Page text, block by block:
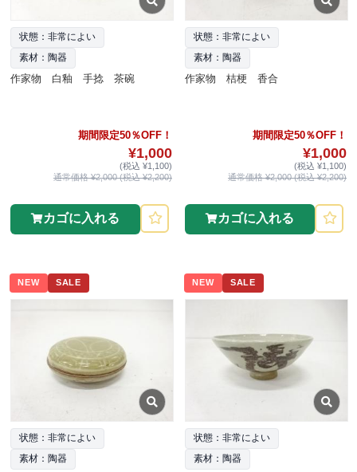
状態：非常によい
素材：陶器
作家物 白釉 手捻 茶碗
期間限定50％OFF！
¥1,000
(税込 ¥1,100)
通常価格 ¥2,000 (税込 ¥2,200)
カゴに入れる
状態：非常によい
素材：陶器
作家物 桔梗 香合
期間限定50％OFF！
¥1,000
(税込 ¥1,100)
通常価格 ¥2,000 (税込 ¥2,200)
カゴに入れる
NEW SALE
状態：非常によい
素材：陶器
NEW SALE
状態：非常によい
素材：陶器